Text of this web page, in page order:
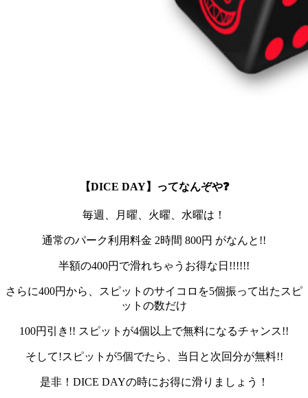
【DICE DAY】ってなんぞや❓
毎週、月曜、火曜、水曜は！
通常のパーク利用料金 2時間 800円 がなんと!!
半額の400円で滑れちゃうお得な日!!!!!!
さらに400円から、スピットのサイコロを5個振って出たスピ
ットの数だけ
100円引き!! スピットが4個以上で無料になるチャンス!!
そして!スピットが5個でたら、当日と次回分が無料!!
是非！DICE DAYの時にお得に滑りましょう！